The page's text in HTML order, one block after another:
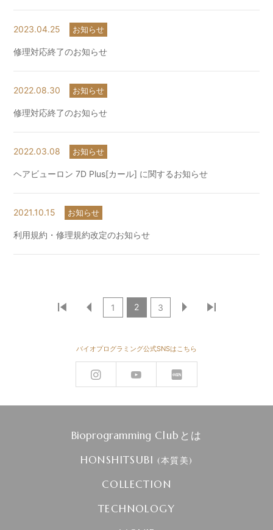
2023.04.25 お知らせ
修理対応終了のお知らせ
2022.08.30 お知らせ
修理対応終了のお知らせ
2022.03.08 お知らせ
ヘアビューロン 7D Plus[カール] に関するお知らせ
2021.10.15 お知らせ
利用規約・修理規約改定のお知らせ
1 2 3
バイオプログラミング公式SNSはこちら
Bioprogramming Clubとは
HONSHITSUBI (本質美)
COLLECTION
TECHNOLOGY